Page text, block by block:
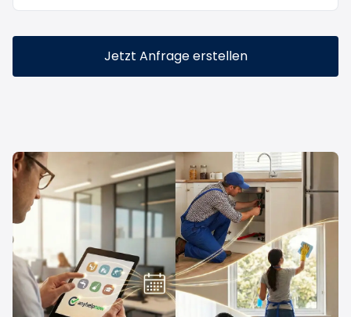
Jetzt Anfrage erstellen